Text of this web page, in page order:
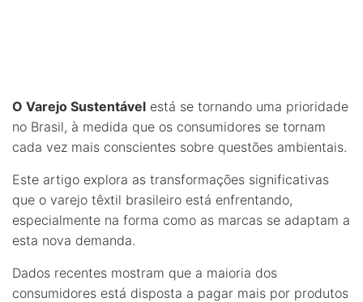
O Varejo Sustentável está se tornando uma prioridade
no Brasil, à medida que os consumidores se tornam
cada vez mais conscientes sobre questões ambientais.
Este artigo explora as transformações significativas
que o varejo têxtil brasileiro está enfrentando,
especialmente na forma como as marcas se adaptam a
esta nova demanda.
Dados recentes mostram que a maioria dos
consumidores está disposta a pagar mais por produtos